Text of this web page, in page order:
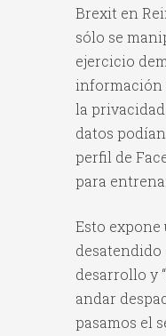
Brexit en
sólo se
ejercicio
información
la
datos
perfil de
para
Esto expone
desatendido
desarrollo y
andar
pasamos el